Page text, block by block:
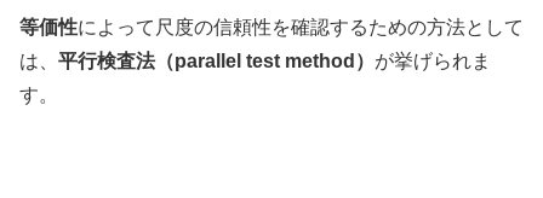
等価性によって尺度の信頼性を確認するための方法として
は、 平行検査法（parallel test method） が挙げられま
す。